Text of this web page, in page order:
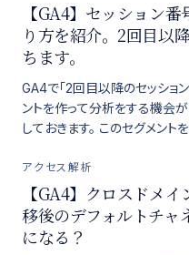
【GA4】セッション
り方を紹介。2回目以
ちます。
GA4で「2回目以降のセッショ
ントを作って分析をする機会
しておきます。 このセグメン
アクセス解析
【GA4】クロスドメ
移後のデフォルトチャ
になる？